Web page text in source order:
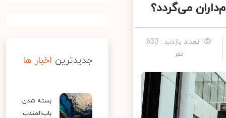
می‌گردد؟
تعداد بازدید : 630
نفر
جدیدترین اخبار ها
بسته شدن
باب‌المندب